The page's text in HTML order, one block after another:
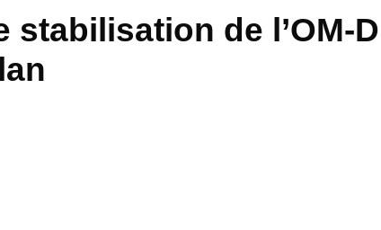
stabilisation de l’OM-D